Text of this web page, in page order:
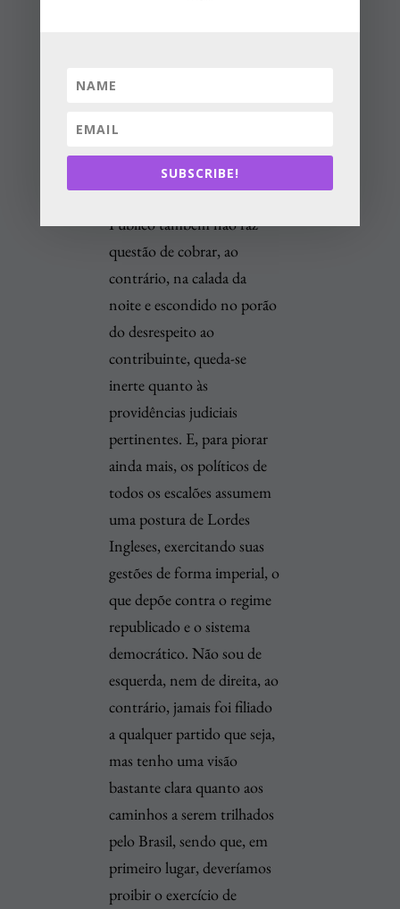
Demais disso, existe, ainda,
públicas e de economia
mista, o qual o Poder
Público também não faz
questão de cobrar, ao
contrário, na calada da
noite e escondido no porão
do desrespeito ao
contribuinte, queda-se
inerte quanto às
providências judiciais
pertinentes. E, para piorar
ainda mais, os políticos de
todos os escalões assumem
uma postura de Lordes
Ingleses, exercitando suas
gestões de forma imperial, o
que depõe contra o regime
republicado e o sistema
democrático. Não sou de
esquerda, nem de direita, ao
contrário, jamais foi filiado
a qualquer partido que seja,
mas tenho uma visão
bastante clara quanto aos
caminhos a serem trilhados
pelo Brasil, sendo que, em
primeiro lugar, deveríamos
proibir o exercício de
SUBSCRIBE!